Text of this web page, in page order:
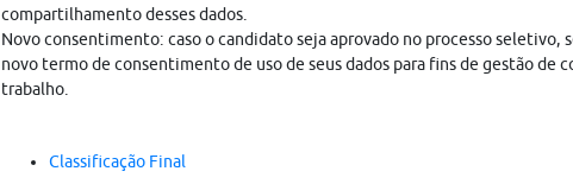
compartilhamento desses dados.
Novo consentimento: caso o candidato seja aprovado no processo seletivo,
novo termo de consentimento de uso de seus dados para fins de gestão de
trabalho.
Classificação Final